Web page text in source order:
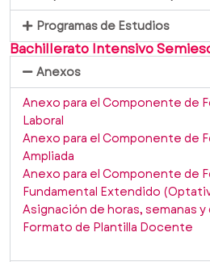
Programas de Estudios
Bachillerato Intensivo
Anexos
Anexo para el Componente de
Laboral
Anexo para el Componente de
Ampliada
Anexo para el Componente de
Fundamental Extendido
Asignación de horas, semanas
Formato de Plantilla Docente